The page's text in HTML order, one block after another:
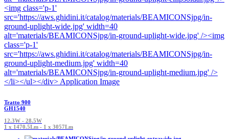
Tratto 900
GH1540
12.3W - 28.5W
1 x 1470.5Lm - 1 x 3057Lm